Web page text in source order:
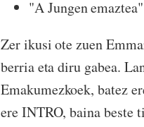
"A Jungen
Zer ikusi ote zuen
berria eta diru gabea.
Emakumezkoek, batez
ere INTRO, baina beste